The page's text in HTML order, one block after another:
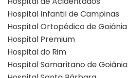
Hospital Infantil de Campinas
Hospital Ortopédico de Goiânia
Hospital Premium
Hospital do Rim
Hospital Samaritano de Goiânia